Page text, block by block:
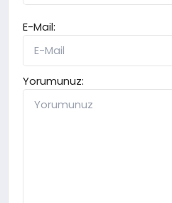
E-Mail:
Yorumunuz: